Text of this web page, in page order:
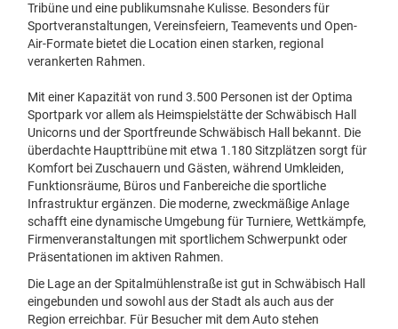
Tribüne und eine publikumsnahe Kulisse. Besonders für
Sportveranstaltungen, Vereinsfeiern, Teamevents und Open-
Air-Formate bietet die Location einen starken, regional
verankerten Rahmen.
Mit einer Kapazität von rund 3.500 Personen ist der Optima
Sportpark vor allem als Heimspielstätte der Schwäbisch Hall
Unicorns und der Sportfreunde Schwäbisch Hall bekannt. Die
überdachte Haupttribüne mit etwa 1.180 Sitzplätzen sorgt für
Komfort bei Zuschauern und Gästen, während Umkleiden,
Funktionsräume, Büros und Fanbereiche die sportliche
Infrastruktur ergänzen. Die moderne, zweckmäßige Anlage
schafft eine dynamische Umgebung für Turniere, Wettkämpfe,
Firmenveranstaltungen mit sportlichem Schwerpunkt oder
Präsentationen im aktiven Rahmen.
Die Lage an der Spitalmühlenstraße ist gut in Schwäbisch Hall
eingebunden und sowohl aus der Stadt als auch aus der
Region erreichbar. Für Besucher mit dem Auto stehen